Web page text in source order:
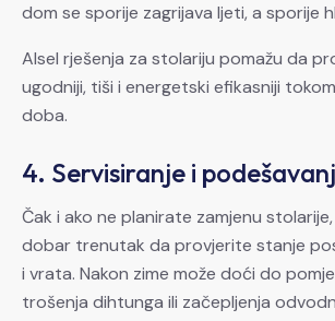
dom se sporije zagrijava ljeti, a sporije
Alsel rješenja za stolariju pomažu da
ugodniji, tiši i energetski efikasniji
doba.
4. Servisiranje i
Čak i ako ne planirate zamjenu
dobar trenutak da provjerite stanje
i vrata. Nakon zime može doći do
trošenja dihtunga ili začepljenja